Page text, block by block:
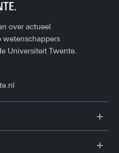
over actueel
wetenschappers
Universiteit Twente.